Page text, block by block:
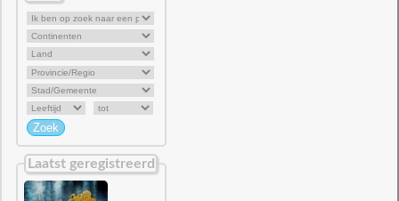
Laatst geregistreerd